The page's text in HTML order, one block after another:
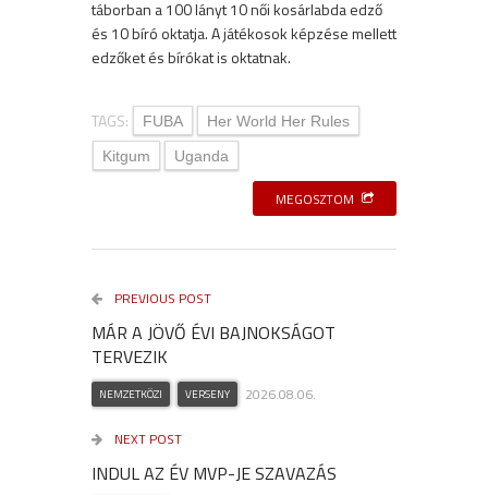
táborban a 100 lányt 10 női kosárlabda edző
és 10 bíró oktatja. A játékosok képzése mellett
edzőket és bírókat is oktatnak.
TAGS: FUBA
Her World Her Rules
Kitgum
Uganda
MEGOSZTOM
PREVIOUS POST
MÁR A JÖVŐ ÉVI BAJNOKSÁGOT
TERVEZIK
NEMZETKÖZI VERSENY 2026.08.06.
NEXT POST
INDUL AZ ÉV MVP-JE SZAVAZÁS